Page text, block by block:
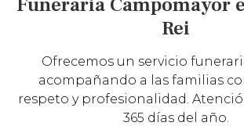
Rei
Ofrecemos un servicio
acompañando a las familias
respeto y profesionalidad.
365 días del año.